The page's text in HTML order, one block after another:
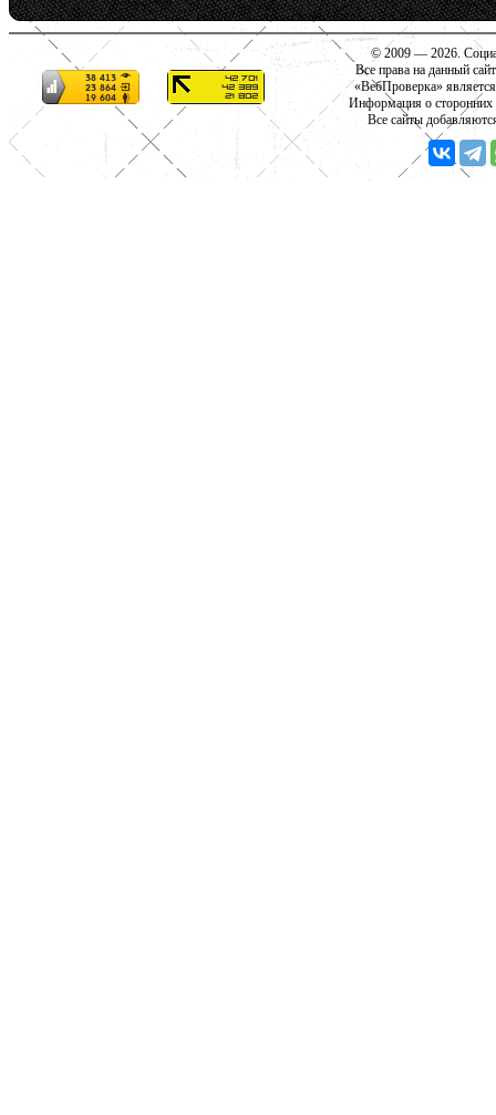
© 2009 — 2026.
Все права на данный
«ВебПроверка»
Информация о сторонних
Все сайты